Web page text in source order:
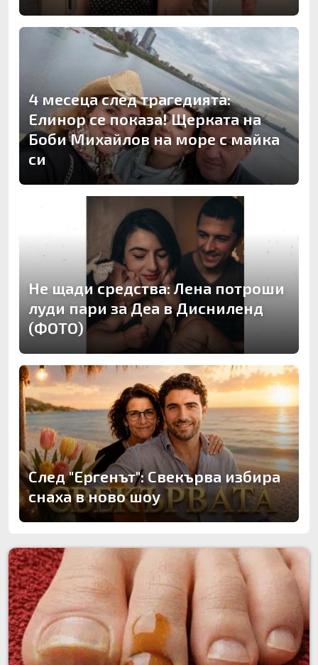
4 месеца след трагедията:
Елинор се показа! Щерката на
Боби Михайлов на море с майка
си
Не щади средства: Лена потроши
луди пари за Деа в Дисниленд
(ФОТО)
След "Ергенът": Свекърва избира
снаха в ново шоу